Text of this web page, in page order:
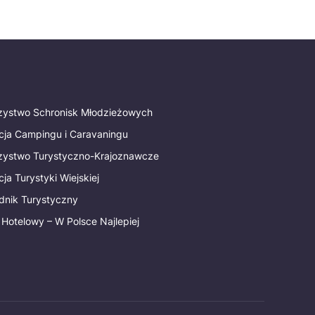
Schronisk Młodzieżowych
Campingu i Caravaningu
Turystyczno-Krajoznawcze
Turystyki Wiejskiej
Turystyczny
– W Polsce Najlepiej